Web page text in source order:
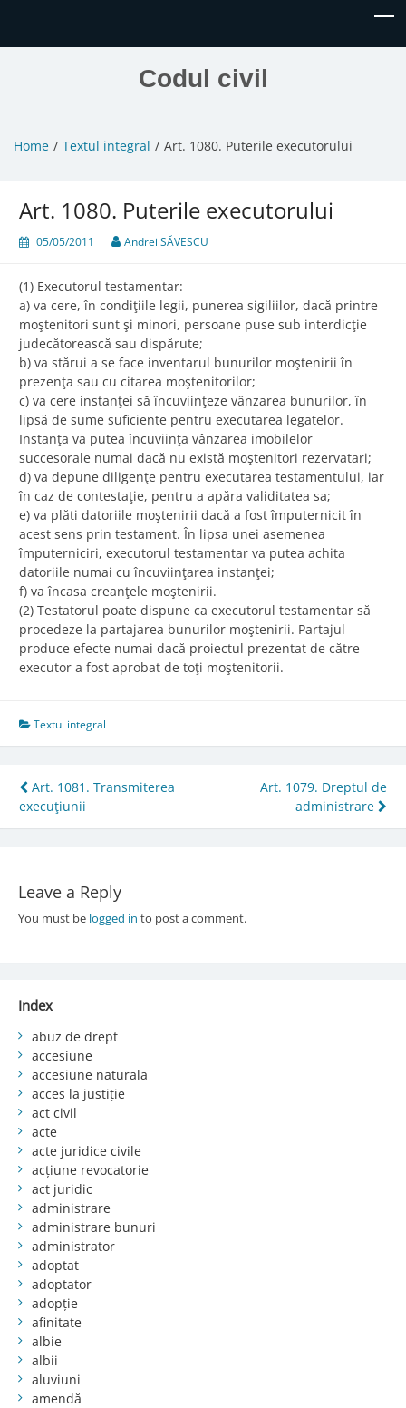
Codul civil
Home Textul integral Art. 1080. Puterile executorului
Art. 1080. Puterile executorului
05/05/2011 Andrei SĂVESCU
(1) Executorul testamentar:
a) va cere, în condiţiile legii, punerea sigiliilor, dacă printre
moştenitori sunt şi minori, persoane puse sub interdicţie
judecătorească sau dispărute;
b) va stărui a se face inventarul bunurilor moştenirii în
prezenţa sau cu citarea moştenitorilor;
c) va cere instanţei să încuviinţeze vânzarea bunurilor, în
lipsă de sume suficiente pentru executarea legatelor.
Instanţa va putea încuviinţa vânzarea imobilelor
succesorale numai dacă nu există moştenitori rezervatari;
d) va depune diligenţe pentru executarea testamentului, iar
în caz de contestaţie, pentru a apăra validitatea sa;
e) va plăti datoriile moştenirii dacă a fost împuternicit în
acest sens prin testament. În lipsa unei asemenea
împuterniciri, executorul testamentar va putea achita
datoriile numai cu încuviinţarea instanţei;
f) va încasa creanţele moştenirii.
(2) Testatorul poate dispune ca executorul testamentar să
procedeze la partajarea bunurilor moştenirii. Partajul
produce efecte numai dacă proiectul prezentat de către
executor a fost aprobat de toţi moştenitorii.
Textul integral
Post
navigation
Art. 1081. Transmiterea
execuţiunii
Art. 1079. Dreptul de
administrare
Leave a Reply
You must be logged in to post a comment.
Index
abuz de drept
accesiune
accesiune naturala
acces la justiție
act civil
acte
acte juridice civile
acțiune revocatorie
act juridic
administrare
administrare bunuri
administrator
adoptat
adoptator
adopție
afinitate
albie
albii
aluviuni
amendă